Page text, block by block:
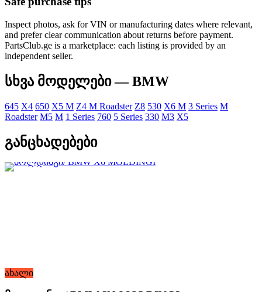
Inspect photos, ask for VIN or manufacturing dates where relevant,
and prefer clear communication about returns before payment.
PartsClub.ge is a marketplace: each listing is provided by an
independent seller.
სხვა მოდელები — BMW
645 X4 650 X5 M Z4 M Roadster Z8 530 X6 M 3 Series M
Roadster M5 M 1 Series 760 5 Series 330 M3 X5
განცხადებები
ახალი